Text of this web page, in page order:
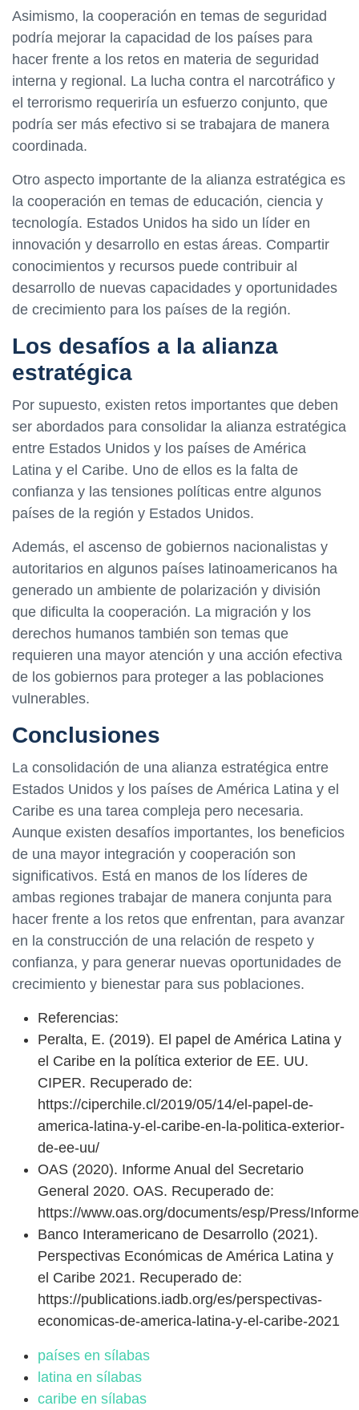
Asimismo, la cooperación en temas de seguridad
podría mejorar la capacidad de los países para
hacer frente a los retos en materia de seguridad
interna y regional. La lucha contra el narcotráfico y
el terrorismo requeriría un esfuerzo conjunto, que
podría ser más efectivo si se trabajara de manera
coordinada.
Otro aspecto importante de la alianza estratégica es
la cooperación en temas de educación, ciencia y
tecnología. Estados Unidos ha sido un líder en
innovación y desarrollo en estas áreas. Compartir
conocimientos y recursos puede contribuir al
desarrollo de nuevas capacidades y oportunidades
de crecimiento para los países de la región.
Los desafíos a la alianza
estratégica
Por supuesto, existen retos importantes que deben
ser abordados para consolidar la alianza estratégica
entre Estados Unidos y los países de América
Latina y el Caribe. Uno de ellos es la falta de
confianza y las tensiones políticas entre algunos
países de la región y Estados Unidos.
Además, el ascenso de gobiernos nacionalistas y
autoritarios en algunos países latinoamericanos ha
generado un ambiente de polarización y división
que dificulta la cooperación. La migración y los
derechos humanos también son temas que
requieren una mayor atención y una acción efectiva
de los gobiernos para proteger a las poblaciones
vulnerables.
Conclusiones
La consolidación de una alianza estratégica entre
Estados Unidos y los países de América Latina y el
Caribe es una tarea compleja pero necesaria.
Aunque existen desafíos importantes, los beneficios
de una mayor integración y cooperación son
significativos. Está en manos de los líderes de
ambas regiones trabajar de manera conjunta para
hacer frente a los retos que enfrentan, para avanzar
en la construcción de una relación de respeto y
confianza, y para generar nuevas oportunidades de
crecimiento y bienestar para sus poblaciones.
Referencias:
Peralta, E. (2019). El papel de América Latina y
el Caribe en la política exterior de EE. UU.
CIPER. Recuperado de:
https://ciperchile.cl/2019/05/14/el-papel-de-
america-latina-y-el-caribe-en-la-politica-exterior-
de-ee-uu/
OAS (2020). Informe Anual del Secretario
General 2020. OAS. Recuperado de:
https://www.oas.org/documents/esp/Press/
Banco Interamericano de Desarrollo (2021).
Perspectivas Económicas de América Latina y
el Caribe 2021. Recuperado de:
https://publications.iadb.org/es/perspectivas-
economicas-de-america-latina-y-el-caribe-2021
países en sílabas
latina en sílabas
caribe en sílabas